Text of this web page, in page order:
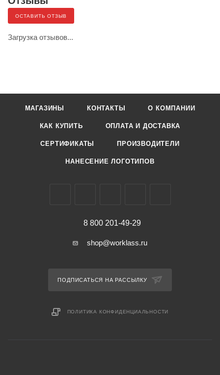
ОСТАВИТЬ ОТЗЫВ
Загрузка отзывов...
МАГАЗИНЫ КОНТАКТЫ О КОМПАНИИ
КАК КУПИТЬ ОПЛАТА И ДОСТАВКА
СЕРТИФИКАТЫ ПРОИЗВОДИТЕЛИ
НАНЕСЕНИЕ ЛОГОТИПОВ
8 800 201-49-29
shop@worklass.ru
ПОДПИСАТЬСЯ НА РАССЫЛКУ
ПОЛИТИКА КОНФИДЕНЦИАЛЬНОСТИ